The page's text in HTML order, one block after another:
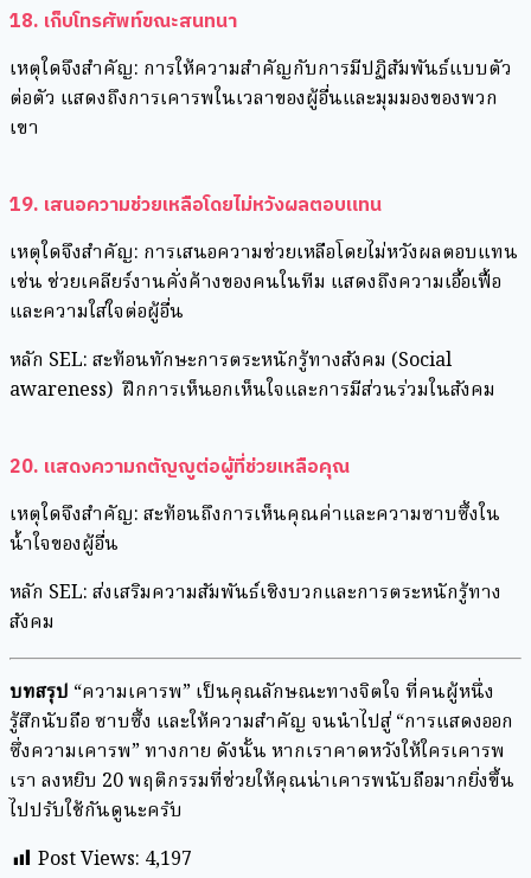
18. เก็บโทรศัพท์ขณะสนทนา⁣
เหตุใดจึงสำคัญ: การให้ความสำคัญกับการมีปฏิสัมพันธ์แบบตัว
ต่อตัว แสดงถึงการเคารพในเวลาของผู้อื่นและมุมมองของพวก
เขา⁣
19. เสนอความช่วยเหลือโดยไม่หวังผลตอบแทน
เหตุใดจึงสำคัญ: การเสนอความช่วยเหลือโดยไม่หวังผลตอบแทน
เช่น ช่วยเคลียร์งานคั่งค้างของคนในทีม แสดงถึงความเอื้อเฟื้อ
และความใส่ใจต่อผู้อื่น
หลัก SEL: สะท้อนทักษะการตระหนักรู้ทางสังคม (Social
awareness) ฝึกการเห็นอกเห็นใจและการมีส่วนร่วมในสังคม
20. แสดงความกตัญญูต่อผู้ที่ช่วยเหลือคุณ
เหตุใดจึงสำคัญ: สะท้อนถึงการเห็นคุณค่าและความซาบซึ้งใน
น้ำใจของผู้อื่น
หลัก SEL: ส่งเสริมความสัมพันธ์เชิงบวกและการตระหนักรู้ทาง
สังคม
บทสรุป “ความเคารพ” เป็นคุณลักษณะทางจิตใจ ที่คนผู้หนึ่ง
รู้สึกนับถือ ซาบซึ้ง และให้ความสำคัญ จนนำไปสู่ “การแสดงออก
ซึ่งความเคารพ” ทางกาย ดังนั้น หากเราคาดหวังให้ใครเคารพ
เรา ลงหยิบ 20 พฤติกรรมที่ช่วยให้คุณน่าเคารพนับถือมากยิ่งขึ้น
ไปปรับใช้กันดูนะครับ
Post Views: 4,197